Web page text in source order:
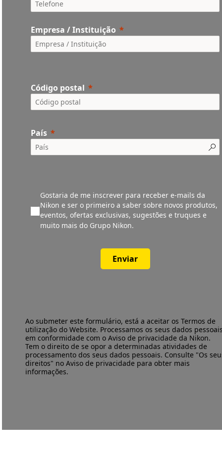
Empresa / Instituição
Código postal
País
Gostaria de me inscrever para receber e-mails da
Nikon e ser o primeiro a saber sobre novos produtos,
eventos, ofertas exclusivas, sugestões e truques e
muito mais do Grupo Nikon.
Enviar
Ao submeter este formulário, está a aceitar osTermos de
utilização do Website. Processamos os seus dados
em conformidade com oAviso de privacidade da Nikon.
Tem o direito de se opor a determinadas atividades de
processamento dos seus dados pessoais. Consulte "Os
direitos" no Aviso de privacidade para obter mais
informações.